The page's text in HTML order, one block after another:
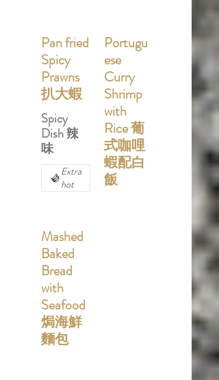
Pan fried
Spicy
Prawns
扒大蝦
Spicy
Dish 辣
味
Extra
hot
Portugu
ese
Curry
Shrimp
with
Rice 葡
式咖哩
蝦配白
飯
Mashed
Baked
Bread
with
Seafood
焗海鮮
麵包